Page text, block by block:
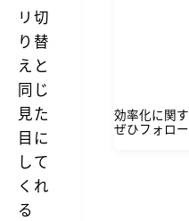
リ切
り替
えと
同じ
見た
目に
して
くれ
る
効率化に関
ぜひフォロ